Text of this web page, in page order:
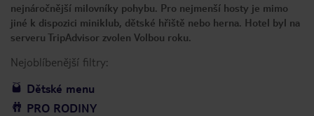
nejnáročnější milovníky pohybu. Pro nejmenší hosty je mimo
jiné k dispozici miniklub, dětské hřiště nebo herna. Hotel byl na
serveru TripAdvisor zvolen Volbou roku.
Nejoblíbenější filtry:
Dětské menu
PRO RODINY